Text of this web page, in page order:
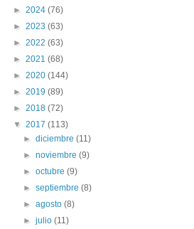
► 2024 (76)
► 2023 (63)
► 2022 (63)
► 2021 (68)
► 2020 (144)
► 2019 (89)
► 2018 (72)
▼ 2017 (113)
►diciembre(11)
►noviembre(9)
►octubre(9)
►septiembre(8)
►agosto(8)
►julio(11)